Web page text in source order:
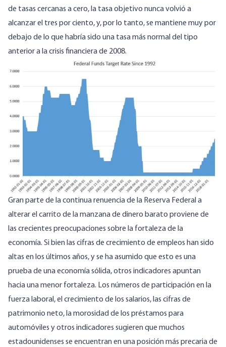
de tasas cercanas a cero, la tasa objetivo nunca volvió a
alcanzar el tres por ciento, y, por lo tanto, se mantiene muy por
debajo de lo que habría sido una tasa más normal del tipo
anterior a la crisis financiera de 2008.
Gran parte de la continua renuencia de la Reserva Federal a
alterar el carrito de la manzana de dinero barato proviene de
las crecientes preocupaciones sobre la fortaleza de la
economía. Si bien las cifras de crecimiento de empleos han sido
altas en los últimos años, y se ha asumido que esto es una
prueba de una economía sólida, otros indicadores apuntan
hacia una menor fortaleza. Los números de participación en la
fuerza laboral, el crecimiento de los salarios, las cifras de
patrimonio neto, la morosidad de los préstamos para
automóviles y otros indicadores sugieren que muchos
estadounidenses se encuentran en una posición más precaria de